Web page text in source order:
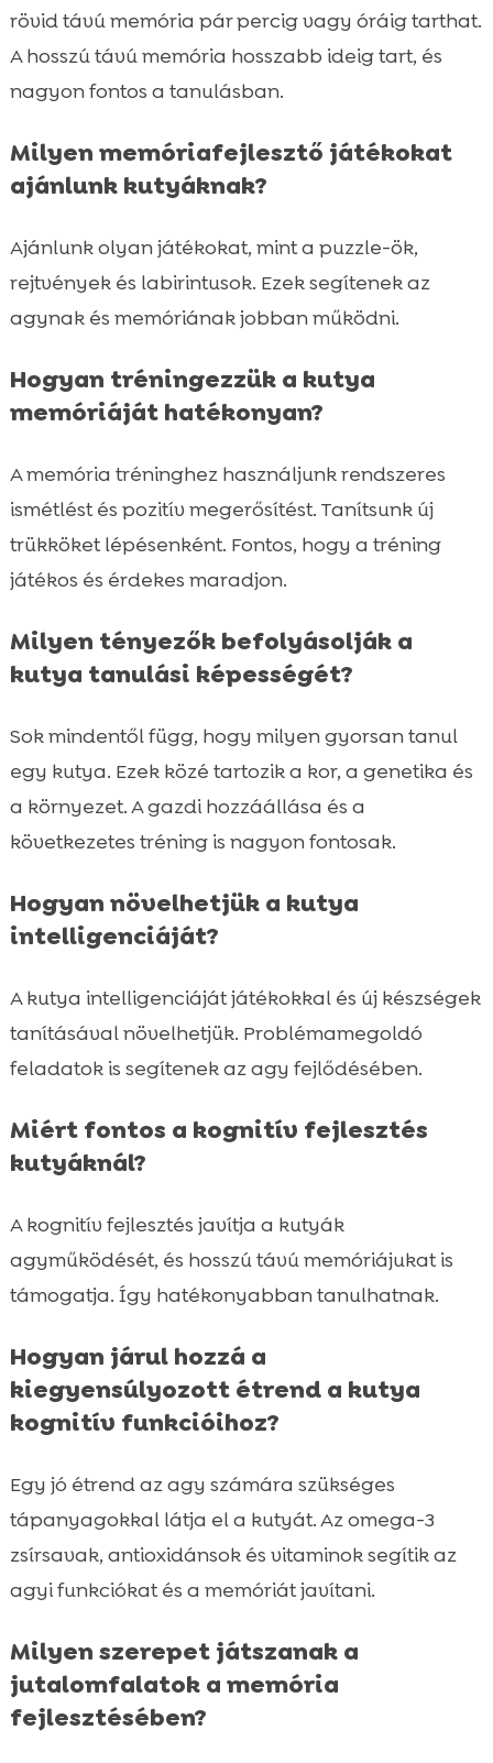
rövid távú memória pár percig vagy óráig tarthat.
A hosszú távú memória hosszabb ideig tart, és
nagyon fontos a tanulásban.
Milyen memóriafejlesztő játékokat
ajánlunk kutyáknak?
Ajánlunk olyan játékokat, mint a puzzle-ök,
rejtvények és labirintusok. Ezek segítenek az
agynak és memóriának jobban működni.
Hogyan tréningezzük a kutya
memóriáját hatékonyan?
A memória tréninghez használjunk rendszeres
ismétlést és pozitív megerősítést. Tanítsunk új
trükköket lépésenként. Fontos, hogy a tréning
játékos és érdekes maradjon.
Milyen tényezők befolyásolják a
kutya tanulási képességét?
Sok mindentől függ, hogy milyen gyorsan tanul
egy kutya. Ezek közé tartozik a kor, a genetika és
a környezet. A gazdi hozzáállása és a
következetes tréning is nagyon fontosak.
Hogyan növelhetjük a kutya
intelligenciáját?
A kutya intelligenciáját játékokkal és új készségek
tanításával növelhetjük. Problémamegoldó
feladatok is segítenek az agy fejlődésében.
Miért fontos a kognitív fejlesztés
kutyáknál?
A kognitív fejlesztés javítja a kutyák
agyműködését, és hosszú távú memóriájukat is
támogatja. Így hatékonyabban tanulhatnak.
Hogyan járul hozzá a
kiegyensúlyozott étrend a kutya
kognitív funkcióihoz?
Egy jó étrend az agy számára szükséges
tápanyagokkal látja el a kutyát. Az omega-3
zsírsavak, antioxidánsok és vitaminok segítik az
agyi funkciókat és a memóriát javítani.
Milyen szerepet játszanak a
jutalomfalatok a memória
fejlesztésében?